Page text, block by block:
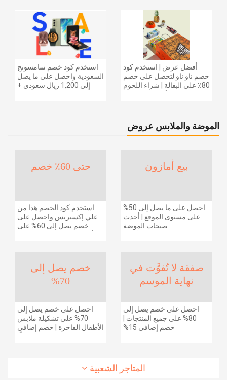
بقيمة 155 دولارًا أمريكيًا على
الطلبات التي تزيد قيمتها عن
1425 ريالًا سعوديًا | شحن مج
استخدم كود خصم سامسونج
السعودية واحصل على ما يصل
إلى 1,200 ريال سعودي +
أفضل عرض | استخدم كود
خصم ناو ناو لتحصل على خصم
80٪ على البقالة | شراء اللحوم
الموضة والملابس عروض
حتى 60٪ خصم
استخدم كود الخصم هذا من
علي إكسبريس واحصل على
خصم يصل إلى 60% على
الطلبات التي تزيد قيمتها عن
1425 ريالًا سعوديًا | شحن مج
بيع أمازون
احصل على ما يصل إلى 50%
على مستوى الموقع | أحدث
صيحات الموضة
خصم يصل إلى
70%
احصل على خصم يصل إلى
70% على تشكيلة ملابس
الأطفال الفاخرة | خصم إضافي
صفقة لا تُفوَّت في
نهاية الموسم
احصل على خصم يصل إلى
80% على جميع المنتجات |
خصم إضافي 15%
المتاجر الشعبية